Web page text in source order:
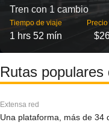
Tren con 1 cambio
Tiempo de viaje
1 hrs 52 mín
Rutas
Extensa red
Una plataforma, más de 34